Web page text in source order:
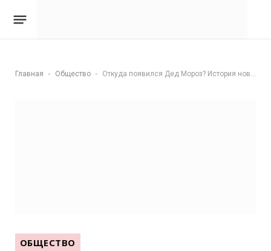
Главная - Общество - Откуда появился Дед Мороз? История новогоднего волшебника
ОБЩЕСТВО